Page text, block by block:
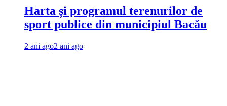
Harta și programul terenurilor de
sport publice din municipiul Bacău
2 ani ago2 ani ago